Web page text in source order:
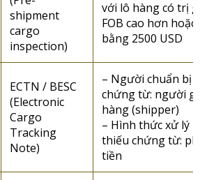
shipment
cargo
inspection)
với lô hàng có trị giá
FOB cao hơn hoặc
bằng 2500 USD
ECTN / BESC
(Electronic
Cargo
Tracking
Note)
– Người chuẩn bị
chứng từ: người gửi
hàng (shipper)
– Hình thức xử lý
thiếu chứng từ:
tiền